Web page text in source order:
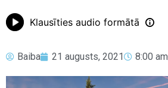
Klausīties audio formātā
Baiba 21 augusts, 2021 8:00 am